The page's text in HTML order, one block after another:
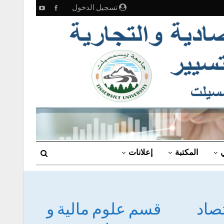
تسجيل الدخول
المكتبة إعلانات
قسم علوم مالية و